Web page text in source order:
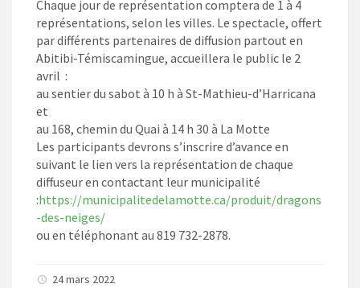
Chaque jour de représentation comptera de 1 à 4
représentations, selon les villes. Le spectacle, offert
par différents partenaires de diffusion partout en
Abitibi-Témiscamingue, accueillera le public le 2
avril :
au sentier du sabot à 10 h à St-Mathieu-d’Harricana
et
au 168, chemin du Quai à 14 h 30 à La Motte
Les participants devrons s’inscrire d’avance en
suivant le lien vers la représentation de chaque
diffuseur en contactant leur municipalité
:https://municipalitedelamotte.ca/produit/dragons
-des-neiges/
ou en téléphonant au 819 732-2878.
24 mars 2022